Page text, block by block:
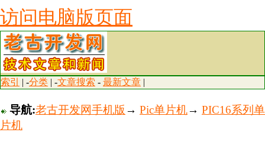
访问电脑版页面
索引 | -分类 | -文章搜索 - 最新文章 |
导航:老古开发网手机版 → Pic单片机→ PIC16系列单
片机